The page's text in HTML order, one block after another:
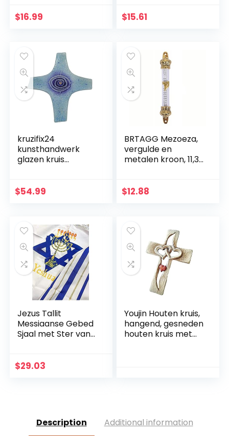
Kruisbeeld
$16.99 $15.61
kruzifix24
kunsthandwerk
glazen kruis
aquamarijn goud
$54.99
BRTAGG Mezoeza,
vergulde en
metalen kroon, 11,3
$12.88
Jezus Tallit
Messiaanse Gebed
Sjaal met Ster van
$29.03
Youjin Houten kruis,
hangend, gesneden
houten kruis met
Description Additional information